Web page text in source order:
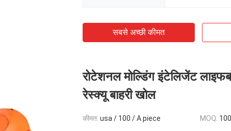
सबसे अच्छी कीमत
रोटेशनल मोल्डिंग इंटेलिजेंट
रेस्क्यू बाहरी खोल
कीमत: usa / 100 / A piece MOQ: